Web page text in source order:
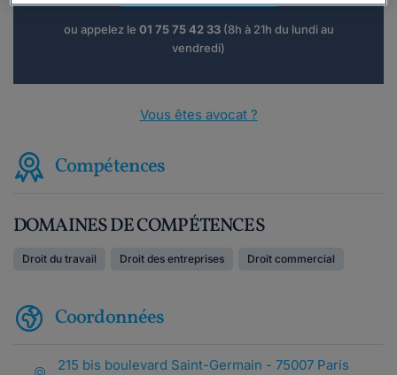
ou appelez le 01 75 75 42 33(8h à 21h du lundi au
vendredi)
Vous êtes avocat ?
Compétences
DOMAINES DE COMPÉTENCES
Droit du travail Droit des entreprises Droit commercial
Coordonnées
215 bis boulevard Saint-Germain - 75007 Paris